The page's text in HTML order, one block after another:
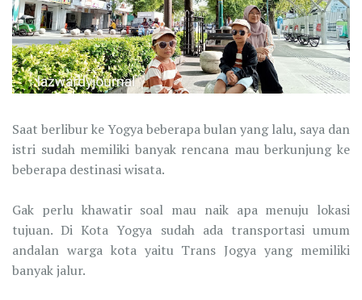
Saat berlibur ke Yogya beberapa bulan yang lalu, saya dan
istri sudah memiliki banyak rencana mau berkunjung ke
beberapa destinasi wisata.
Gak perlu khawatir soal mau naik apa menuju lokasi
tujuan. Di Kota Yogya sudah ada transportasi umum
andalan warga kota yaitu Trans Jogya yang memiliki
banyak jalur.